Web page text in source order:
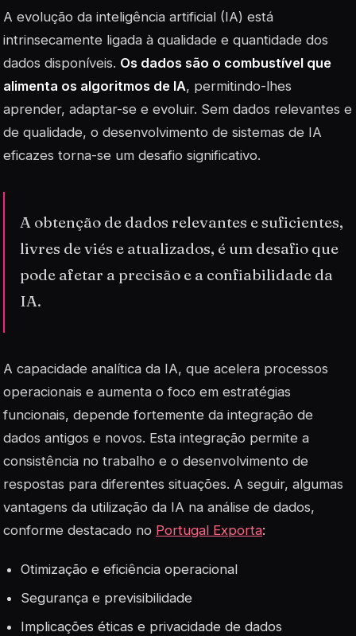
A evolução da inteligência artificial (IA) está
intrinsecamente ligada à qualidade e quantidade dos
dados disponíveis. Os dados são o combustível que
alimenta os algoritmos de IA, permitindo-lhes
aprender, adaptar-se e evoluir. Sem dados relevantes e
de qualidade, o desenvolvimento de sistemas de IA
eficazes torna-se um desafio significativo.
A obtenção de dados relevantes e suficientes,
livres de viés e atualizados, é um desafio que
pode afetar a precisão e a confiabilidade da
IA.
A capacidade analítica da IA, que acelera processos
operacionais e aumenta o foco em estratégias
funcionais, depende fortemente da integração de
dados antigos e novos. Esta integração permite a
consistência no trabalho e o desenvolvimento de
respostas para diferentes situações. A seguir, algumas
vantagens da utilização da IA na análise de dados,
conforme destacado no Portugal Exporta:
Otimização e eficiência operacional
Segurança e previsibilidade
Implicações éticas e privacidade de dados